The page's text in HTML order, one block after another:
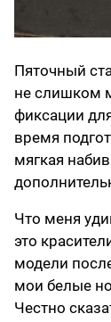
Пяточный
не слишком
фиксации
время
мягкая
Что меня
это
модели
мои белые
Честно